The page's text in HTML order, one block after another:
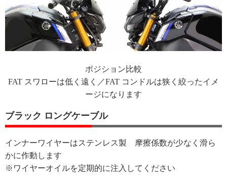
ポジション比較
FAT スワローは低く遠く／FAT コンドルは狭く絞ったイメ
ージになります
ブラック ロングケーブル
インナーワイヤーはステンレス製 摩擦係数が少なく滑ら
かに作動します
※ワイヤーオイルを定期的に注入してください